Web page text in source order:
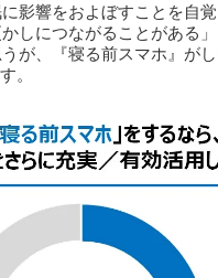
影響をおよぼすことを自
しにつながることがある
が、『寝る前スマホ』が
。